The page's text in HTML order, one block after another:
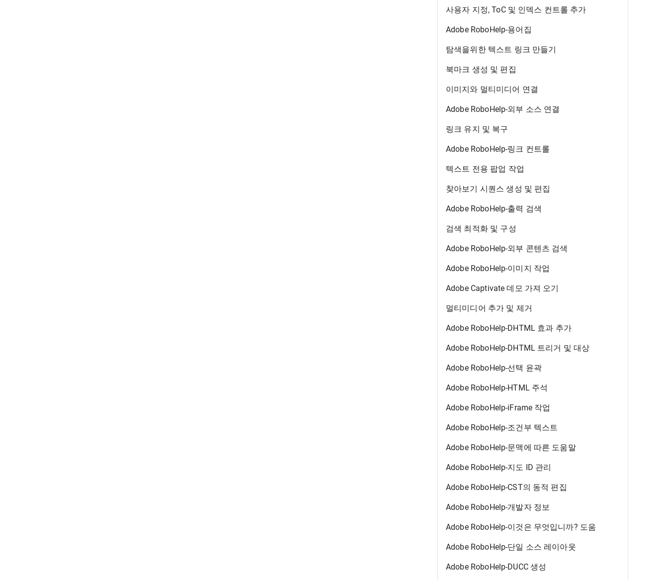
사용자 지정, ToC 및 인덱스 컨트롤 추가
Adobe RoboHelp-용어집
탐색을위한 텍스트 링크 만들기
북마크 생성 및 편집
이미지와 멀티미디어 연결
Adobe RoboHelp-외부 소스 연결
링크 유지 및 복구
Adobe RoboHelp-링크 컨트롤
텍스트 전용 팝업 작업
찾아보기 시퀀스 생성 및 편집
Adobe RoboHelp-출력 검색
검색 최적화 및 구성
Adobe RoboHelp-외부 콘텐츠 검색
Adobe RoboHelp-이미지 작업
Adobe Captivate 데모 가져 오기
멀티미디어 추가 및 제거
Adobe RoboHelp-DHTML 효과 추가
Adobe RoboHelp-DHTML 트리거 및 대상
Adobe RoboHelp-선택 윤곽
Adobe RoboHelp-HTML 주석
Adobe RoboHelp-iFrame 작업
Adobe RoboHelp-조건부 텍스트
Adobe RoboHelp-문맥에 따른 도움말
Adobe RoboHelp-지도 ID 관리
Adobe RoboHelp-CST의 동적 편집
Adobe RoboHelp-개발자 정보
Adobe RoboHelp-이것은 무엇입니까? 도움
Adobe RoboHelp-단일 소스 레이아웃
Adobe RoboHelp-DUCC 생성